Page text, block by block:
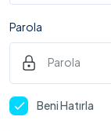
Parola
Beni Hatırla